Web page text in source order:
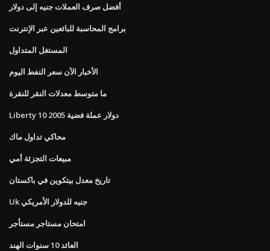
أفضل صرف العملات جنيه إلى دولار
برامج المحاسبة للبائعين عبر الإنترنت
المستغل المتداول
الأخبار الآن سعر النفط اليوم
ما متوسط ​​معدلات النقر للنقرة
Liberty 10 دولار عملة فضية 2005
محاكي تداول ماك
مبيعات التجزئة أمي
تاريخ معدل بيتكوين في باكستان
Uk جنيه للدولار الأمريكي
امتحان مستاجر مستأجر
العائد 10 سنوات الهند